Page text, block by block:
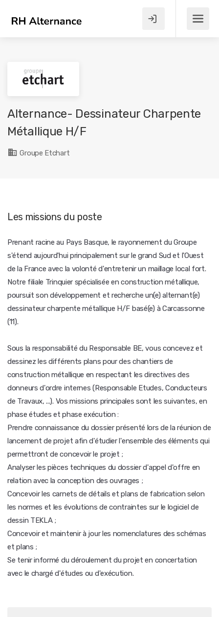
Alternance- Dessinateur Charpente
Métallique H/F
Groupe Etchart
Les missions du poste
Prenant racine au Pays Basque, le rayonnement du Groupe
s'étend aujourd'hui principalement sur le grand Sud et l'Ouest
de la France avec la volonté d'entretenir un maillage local fort.
Notre filiale Trinquier spécialisée en construction métallique,
poursuit son développement et recherche un(e) alternant(e)
dessinateur charpente métallique H/F basé(e) à Carcassonne
(11).
Sous la responsabilité du Responsable BE, vous concevez et
dessinez les différents plans pour des chantiers de
construction métallique en respectant les directives des
donneurs d'ordre internes (Responsable Etudes, Conducteurs
de Travaux, ...). Vos missions principales sont les suivantes, en
phase études et phase exécution :
Prendre connaissance du dossier présenté lors de la réunion de
lancement de projet afin d'étudier l'ensemble des éléments qui
permettront de concevoir le projet ;
Analyser les pièces techniques du dossier d'appel d'offre en
relation avec la conception des ouvrages ;
Concevoir les carnets de détails et plans de fabrication selon
les normes et les évolutions de contraintes sur le logiciel de
dessin TEKLA ;
Concevoir et maintenir à jour les nomenclatures des schémas
et plans ;
Se tenir informé du déroulement du projet en concertation
avec le chargé d'études ou d'exécution.